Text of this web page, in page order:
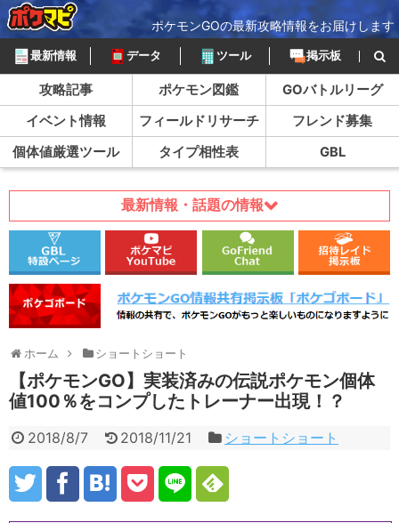
ポケモンGOの最新攻略情報をお届けします
最新情報 データ ツール 掲示板
攻略記事 ポケモン図鑑
GOバトルリーグ
イベント情報
フィールドリサーチ
フレンド募集
個体値厳選ツール
タイプ相性表 GBL
最新情報・話題の情報
ホーム ショートショート
【ポケモンGO】実装済みの伝説ポケモン個体
値100％をコンプしたトレーナー出現！？
2018/8/7 2018/11/21 ショートショート